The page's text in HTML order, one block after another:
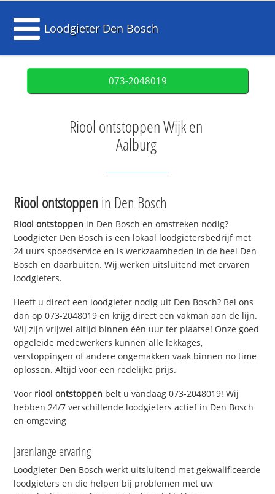
Loodgieter Den Bosch
073-2048019
Riool ontstoppen Wijk en
Aalburg
Riool ontstoppen in Den Bosch
Riool ontstoppen in Den Bosch en omstreken nodig?
Loodgieter Den Bosch is een lokaal loodgietersbedrijf met
24 uurs spoedservice en is werkzaamheden in de heel Den
Bosch en daarbuiten. Wij werken uitsluitend met ervaren
loodgieters.
Heeft u direct een loodgieter nodig uit Den Bosch? Bel ons
dan op 073-2048019 en krijg direct een vakman aan de lijn.
Wij zijn vrijwel altijd binnen één uur ter plaatse! Onze goed
opgeleide medewerkers kunnen alle lekkages,
verstoppingen of andere ongemakken vaak binnen no time
oplossen. Altijd voor een redelijke prijs.
Voor riool ontstoppen belt u vandaag 073-2048019! Wij
hebben 24/7 verschillende loodgieters actief in Den Bosch
en omgeving
Jarenlange ervaring
Loodgieter Den Bosch werkt uitsluitend met gekwalificeerde
loodgieters en die helpen bij problemen met uw